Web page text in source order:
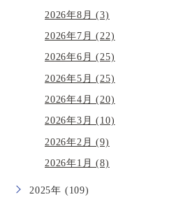
2026年8月 (3)
2026年7月 (22)
2026年6月 (25)
2026年5月 (25)
2026年4月 (20)
2026年3月 (10)
2026年2月 (9)
2026年1月 (8)
2025年 (109)